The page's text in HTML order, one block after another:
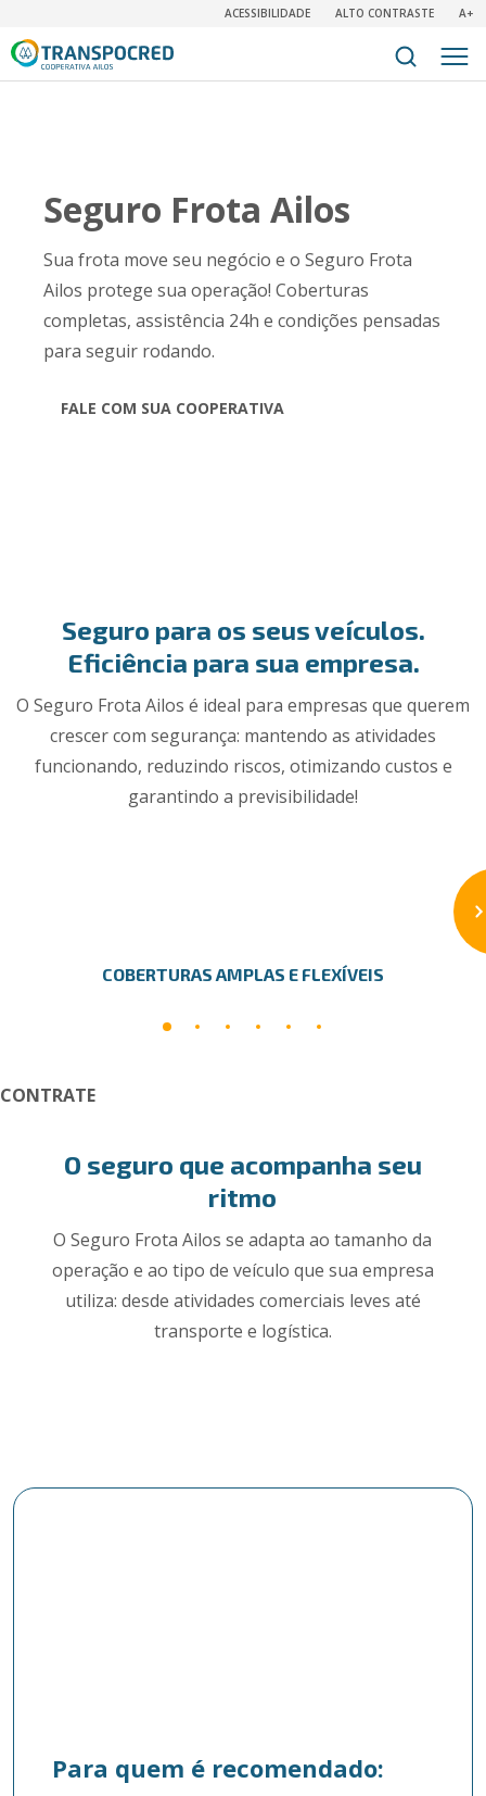
ACESSIBILIDADE ALTO CONTRASTE A+
Seguro Frota Ailos
Sua frota move seu negócio e o Seguro Frota
Ailos protege sua operação! Coberturas
completas, assistência 24h e condições pensadas
para seguir rodando.
FALE COM SUA COOPERATIVA
Seguro para os seus veículos.
Eficiência para sua empresa.
O Seguro Frota Ailos é ideal para empresas que querem
crescer com segurança: mantendo as atividades
funcionando, reduzindo riscos, otimizando custos e
garantindo a previsibilidade!
COBERTURAS AMPLAS E FLEXÍVEIS
CONTRATE
O seguro que acompanha seu
ritmo
O Seguro Frota Ailos se adapta ao tamanho da
operação e ao tipo de veículo que sua empresa
utiliza: desde atividades comerciais leves até
transporte e logística.
Para quem é recomendado: